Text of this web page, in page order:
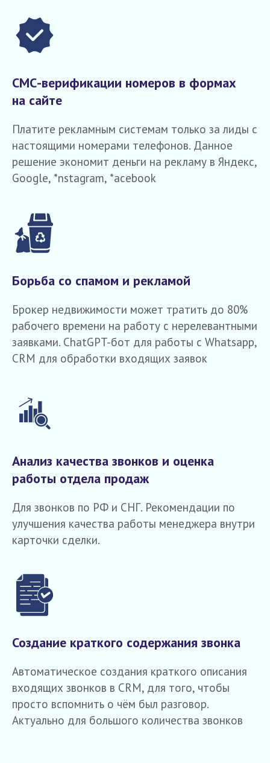
СМС-верификации номеров в формах
на сайте
Платите рекламным системам только за лиды с
настоящими номерами телефонов. Данное
решение экономит деньги на рекламу в Яндекс,
Google, *nstagram, *acebook
Борьба со спамом и рекламой
Брокер недвижимости может тратить до 80%
рабочего времени на работу с нерелевантными
заявками. ChatGPT-бот для работы с Whatsapp,
CRM для обработки входящих заявок
Анализ качества звонков и оценка
работы отдела продаж
Для звонков по РФ и СНГ. Рекомендации по
улучшения качества работы менеджера внутри
карточки сделки.
Создание краткого содержания звонка
Автоматическое создания краткого описания
входящих звонков в CRM, для того, чтобы
просто вспомнить о чём был разговор.
Актуально для большого количества звонков